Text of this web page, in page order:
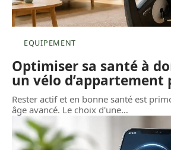
EQUIPEMENT
Optimiser sa santé à
un vélo d’appartement
Rester actif et en bonne santé est
âge avancé. Le choix d'une…